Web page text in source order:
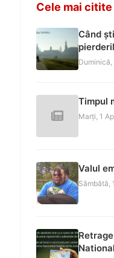
Cele mai
Când
Duminică,
Timpul
Marți, 1
Valul
Sâmbătă,